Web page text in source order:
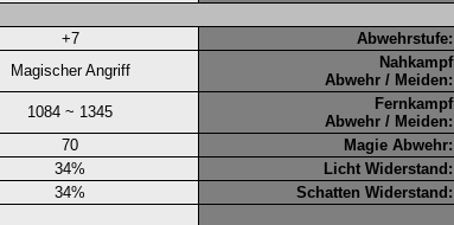
+7 Abwehrstufe:
Magischer Angriff
Nahkampf
Abwehr / Meiden:
1084 ~ 1345
Fernkampf
Abwehr / Meiden:
70 Magie Abwehr:
34% Licht Widerstand:
34% Schatten Widerstand: